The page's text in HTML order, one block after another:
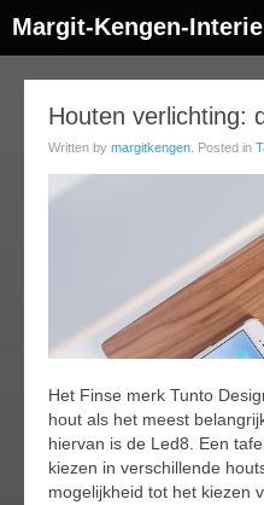
Margit-Kengen-
Houten verlichting:
Written by margitkengen . Posted in
Het Finse merk Tunto
hout als het meest
hiervan is de Led8. Een
kiezen in verschillende
mogelijkheid tot het kiezen